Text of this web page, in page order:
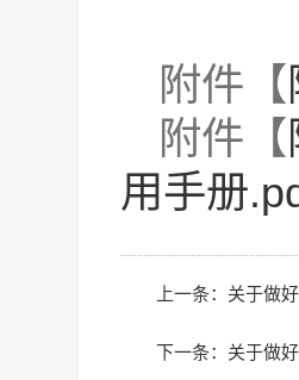
附件【
附件【
用手册
上一条： 关于做
下一条： 关于做